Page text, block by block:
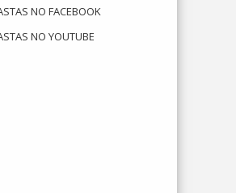
NO FACEBOOK
NO YOUTUBE